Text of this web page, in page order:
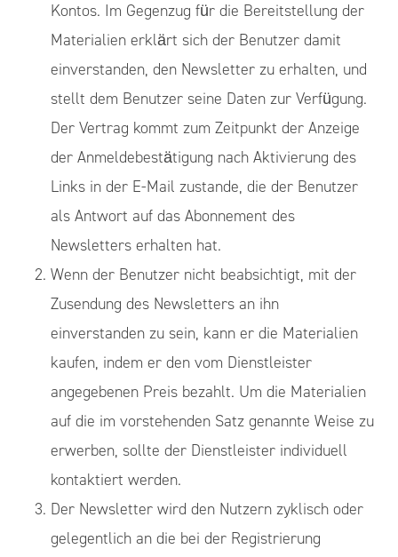
Kontos. Im Gegenzug für die Bereitstellung der
Materialien erklärt sich der Benutzer damit
einverstanden, den Newsletter zu erhalten, und
stellt dem Benutzer seine Daten zur Verfügung.
Der Vertrag kommt zum Zeitpunkt der Anzeige
der Anmeldebestätigung nach Aktivierung des
Links in der E-Mail zustande, die der Benutzer
als Antwort auf das Abonnement des
Newsletters erhalten hat.
Wenn der Benutzer nicht beabsichtigt, mit der
Zusendung des Newsletters an ihn
einverstanden zu sein, kann er die Materialien
kaufen, indem er den vom Dienstleister
angegebenen Preis bezahlt. Um die Materialien
auf die im vorstehenden Satz genannte Weise zu
erwerben, sollte der Dienstleister individuell
kontaktiert werden.
Der Newsletter wird den Nutzern zyklisch oder
gelegentlich an die bei der Registrierung